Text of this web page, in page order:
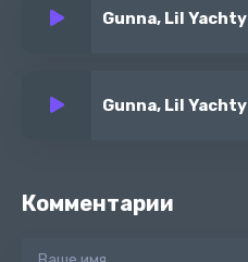
Gunna, Lil Yachty
Gunna, Lil Yachty
Комментарии